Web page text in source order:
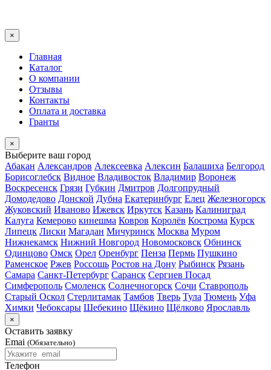
×
Главная
Каталог
О компании
Отзывы
Контакты
Оплата и доставка
Гранты
×
Выберите ваш город
Абакан Александров Алексеевка Алексин Балашиха Белгород
Борисоглебск Видное Владивосток Владимир Воронеж
Воскресенск Грязи Губкин Дмитров Долгопрудный
Домодедово Донской Дубна Екатеринбург Елец Железногорск
Жуковский Иваново Ижевск Иркутск Казань Калиниград
Калуга Кемерово кинешма Ковров Королёв Кострома Курск
Липецк Лиски Магадан Мичуринск Москва Муром
Нижнекамск Нижний Новгород Новомосковск Обнинск
Одинцово Омск Орел Оренбург Пенза Пермь Пушкино
Раменское Ржев Россошь Ростов на Дону Рыбинск Рязань
Самара Санкт-Петербург Саранск Сергиев Посад
Симферополь Смоленск Солнечногорск Сочи Ставрополь
Старый Оскол Стерлитамак Тамбов Тверь Тула Тюмень Уфа
Химки Чебоксары Шебекино Щёкино Щёлково Ярославль
×
Оставить заявку
Emai (Обязательно)
Телефон